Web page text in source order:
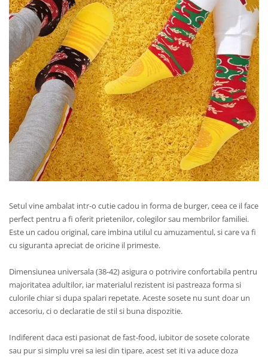
Setul vine ambalat intr-o cutie cadou in forma de burger, ceea ce il face
perfect pentru a fi oferit prietenilor, colegilor sau membrilor familiei.
Este un cadou original, care imbina utilul cu amuzamentul, si care va fi
cu siguranta apreciat de oricine il primeste.
Dimensiunea universala (38-42) asigura o potrivire confortabila pentru
majoritatea adultilor, iar materialul rezistent isi pastreaza forma si
culorile chiar si dupa spalari repetate. Aceste sosete nu sunt doar un
accesoriu, ci o declaratie de stil si buna dispozitie.
Indiferent daca esti pasionat de fast-food, iubitor de sosete colorate
sau pur si simplu vrei sa iesi din tipare, acest set iti va aduce doza